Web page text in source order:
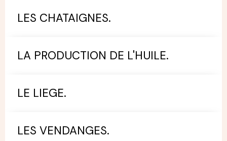
LES CHATAIGNES.
LA PRODUCTION DE L'HUILE.
LE LIEGE.
LES VENDANGES.